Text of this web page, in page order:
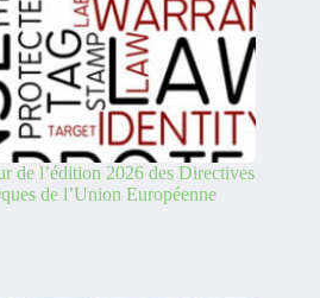
de l’édition 2026 des Directives
de l’Union Européenne